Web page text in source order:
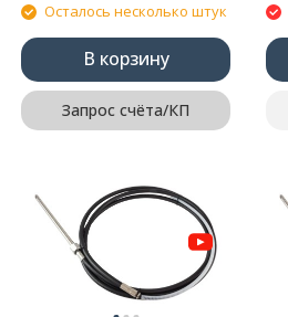
Осталось несколько штук
В корзину
Запрос счёта/КП